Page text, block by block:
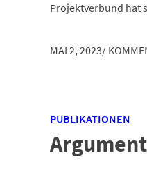
Projektverbund hat
MAI 2, 2023/
PUBLIKATIONEN